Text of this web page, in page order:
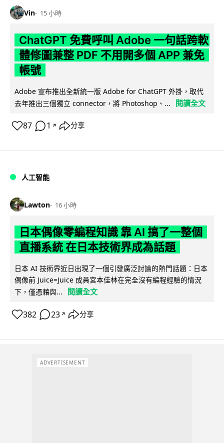
Vin 15 小時
ChatGPT 免費呼叫 Adobe 一句話跨軟
體修圖兼整 PDF 不用開多個 APP 兼免
帳號
Adobe 宣布推出全新統一版 Adobe for ChatGPT 外掛，取代
去年推出三個獨立 connector，將 Photoshop、...
閱讀全文
87 1 ↗ 分享
人工智能
Lawton 16 小時
日本偶像零編程知識 靠 AI 搞了一整個
直播系統 在日本技術界成為話題
日本 AI 技術界近日出現了一個引發廣泛討論的熱門話題：日本
偶像前 Juice=Juice 成員宮本佳林在完全沒有編程經驗的情況
下，僅憑藉與...
閱讀全文
382 23 ↗ 分享
ADVERTISEMENT